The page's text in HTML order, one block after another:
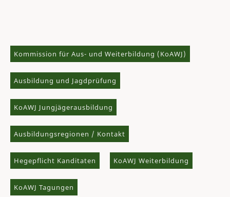
Kommission für Aus- und Weiterbildung (KoAWJ)
Ausbildung und Jagdprüfung
KoAWJ Jungjägerausbildung
Ausbildungsregionen / Kontakt
Hegepflicht Kanditaten KoAWJ Weiterbildung
KoAWJ Tagungen